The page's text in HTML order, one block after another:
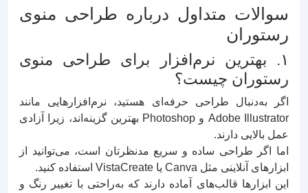
سوالات متداول درباره طراحی منوی
رستوران
۱. بهترین نرم‌افزار برای طراحی منوی
رستوران چیست؟
اگر به‌دنبال طراحی حرفه‌ای هستید، نرم‌افزارهایی مانند
Adobe Illustrator و Photoshop بهترین گزینه‌اند، زیرا آزادی
عمل بالایی دارند.
اما اگر طراحی ساده و سریع مدنظرتان است، می‌توانید از
ابزارهای آنلاینی مثل Canva یا VistaCreate استفاده کنید.
این ابزارها قالب‌های آماده دارند که به‌راحتی با تغییر رنگ و